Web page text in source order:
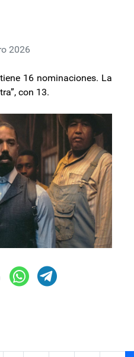
2026
16 nominaciones. La
con 13.